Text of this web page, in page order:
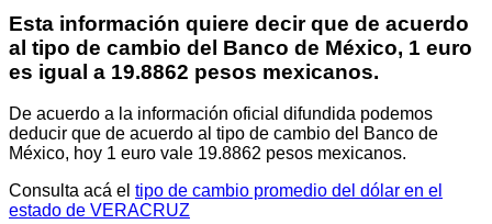
Esta información quiere decir que de acuerdo
al tipo de cambio del Banco de México, 1 euro
es igual a 19.8862 pesos mexicanos.
De acuerdo a la información oficial difundida podemos
deducir que de acuerdo al tipo de cambio del Banco de
México, hoy 1 euro vale 19.8862 pesos mexicanos.
Consulta acá el tipo de cambio promedio del dólar en el
estado de VERACRUZ